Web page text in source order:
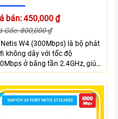
bán: 450,000 ₫
Gốc: 800,000 ₫
W4 (300Mbps) là bộ phát
không dây với tốc độ
ở băng tần 2.4GHz, giúp
nối ổn định và nhanh chóng
các nhu cầu sử dụng internet
ngày. Router wifi sở hữu 4
ten 5dBi mạnh mẽ, hỗ trợ